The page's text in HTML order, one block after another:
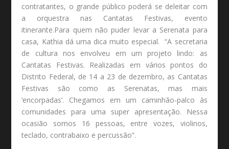
contratantes, o grande público poderá se deleitar com
a orquestra nas Cantatas Festivas, evento
itinerante.Para quem não puder levar a Serenata para
casa, Kathia dá uma dica muito especial. “A secretaria
de cultura nos envolveu em um projeto lindo: as
Cantatas Festivas. Realizadas em vários pontos do
Distrito Federal, de 14 a 23 de dezembro, as Cantatas
Festivas são como as Serenatas, mas mais
‘encorpadas’. Chegamos em um caminhão-palco às
comunidades para uma super apresentação. Nessa
ocasião somos 16 pessoas, entre vozes, violinos,
teclado, contrabaixo e percussão”.